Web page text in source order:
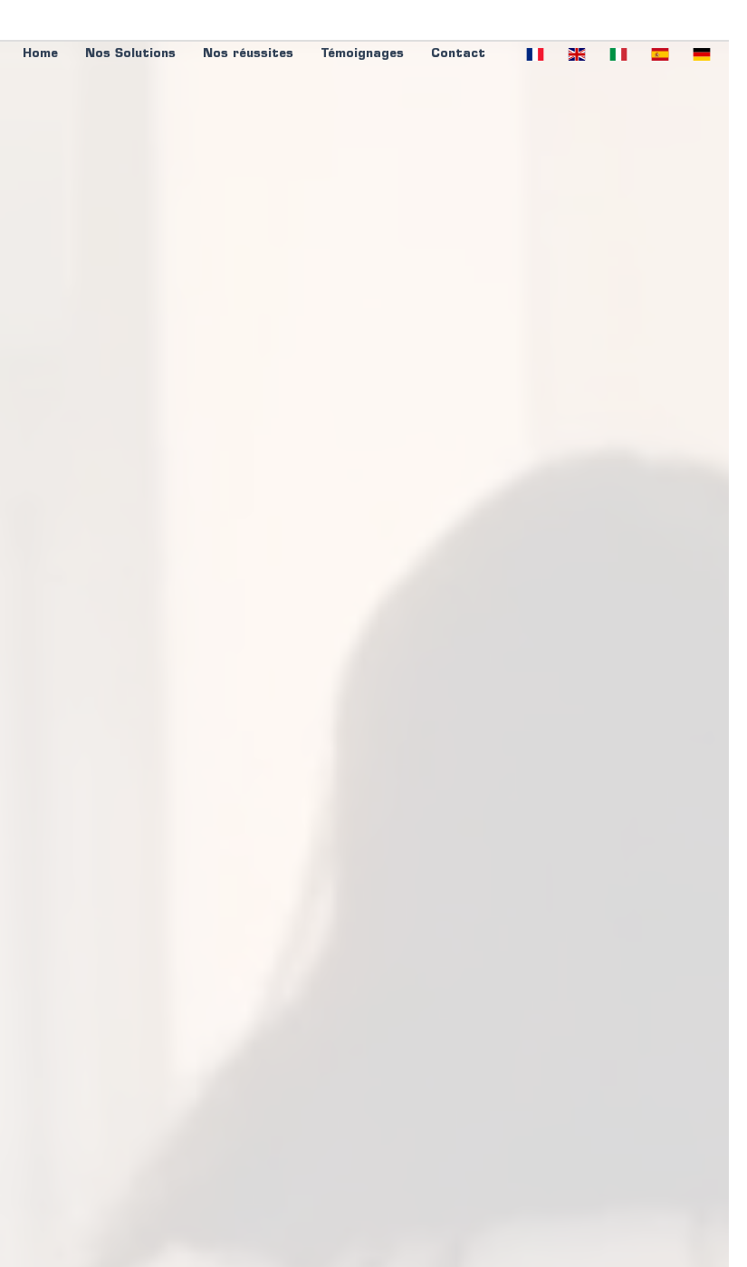
Home Nos Solutions Nos réussites Témoignages Contact